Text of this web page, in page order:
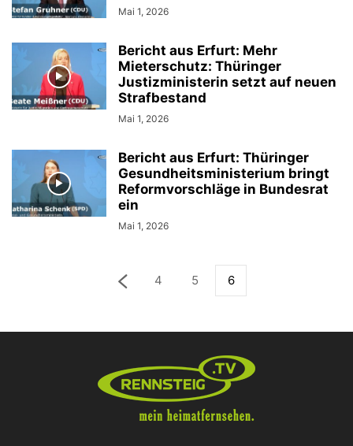
Mai 1, 2026
Bericht aus Erfurt: Mehr
Mieterschutz: Thüringer
Justizministerin setzt auf neuen
Strafbestand
Mai 1, 2026
Bericht aus Erfurt: Thüringer
Gesundheitsministerium bringt
Reformvorschläge in Bundesrat
ein
Mai 1, 2026
4 5 6